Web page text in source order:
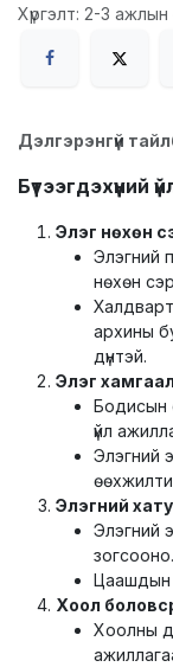
Хүргэлт: 2-3
Дэлгэрэнгүй
Бүтээгдэхүүний
Элэг нөхөн
Элэгний
нөхөн
архины
дүнтэй.
Элэг
Бодисын
үйл
Элэгний
Элэгний
Элэгний
зогсооно.
Цаашдын
Хоол
Хоолны